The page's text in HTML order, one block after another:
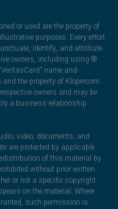
or used are the property of
purposes. Every effort
identify, and attribute
owners, including using ®
name and
the property of Klopercom.
owners and may be
a business relationship
video, documents, and
are protected by applicable
of this material by
without prior written
or not a specific copyright
on the material. Where
such permission is